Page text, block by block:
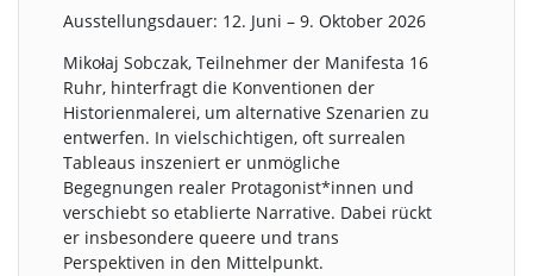
Ausstellungsdauer: 12. Juni – 9. Oktober 2026
Mikołaj Sobczak, Teilnehmer der Manifesta 16
Ruhr, hinterfragt die Konventionen der
Historienmalerei, um alternative Szenarien zu
entwerfen. In vielschichtigen, oft surrealen
Tableaus inszeniert er unmögliche
Begegnungen realer Protagonist*innen und
verschiebt so etablierte Narrative. Dabei rückt
er insbesondere queere und trans
Perspektiven in den Mittelpunkt.